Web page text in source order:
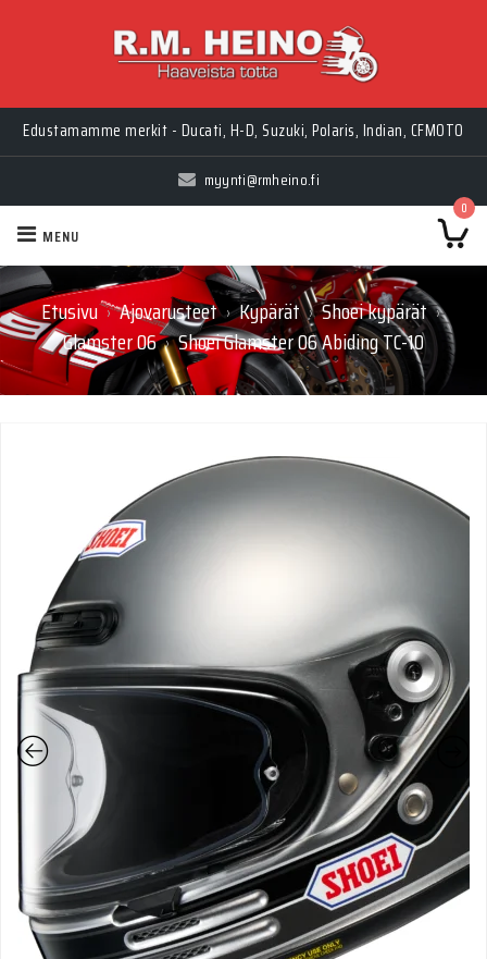
Edustamamme merkit - Ducati, H-D, Suzuki, Polaris, Indian, CFMOTO
myynti@rmheino.fi
0
MENU
Etusivu › Ajovarusteet › Kypärät › Shoei kypärät ›
Glamster 06 › Shoei Glamster 06 Abiding TC-10